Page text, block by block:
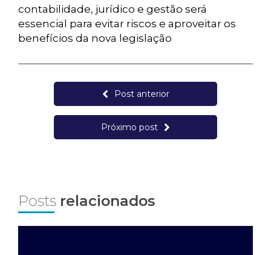
contabilidade, jurídico e gestão será
essencial para evitar riscos e aproveitar os
benefícios da nova legislação
Post anterior
Próximo post
Posts relacionados